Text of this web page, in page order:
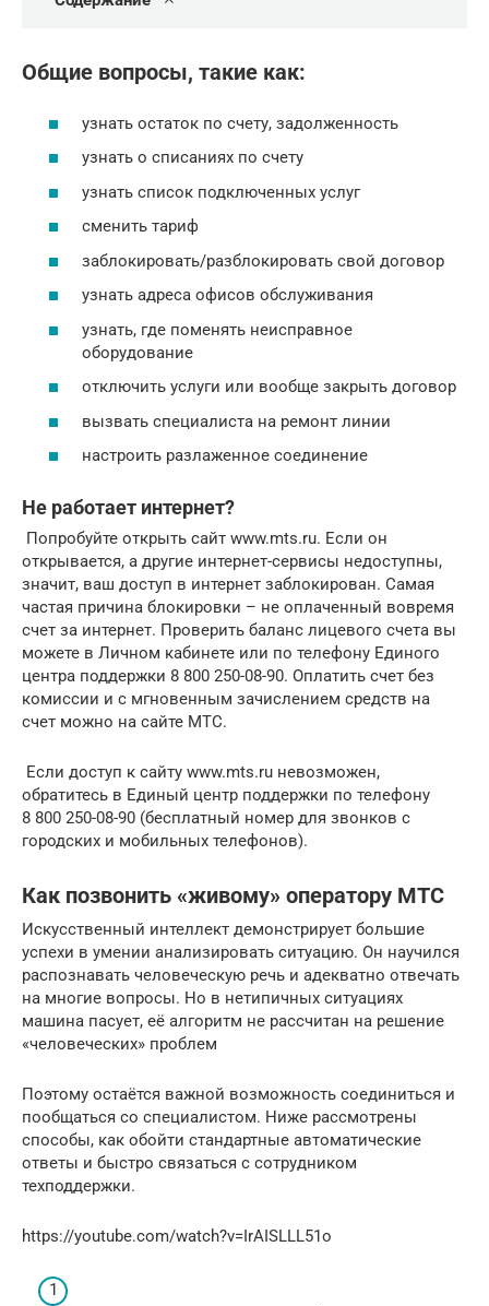
Общие вопросы, такие как:
узнать остаток по счету, задолженность
узнать о списаниях по счету
узнать список подключенных услуг
сменить тариф
заблокировать/разблокировать свой договор
узнать адреса офисов обслуживания
узнать, где поменять неисправное
оборудование
отключить услуги или вообще закрыть договор
вызвать специалиста на ремонт линии
настроить разлаженное соединение
Не работает интернет?
Попробуйте открыть сайт www.mts.ru. Если он
открывается, а другие интернет-сервисы недоступны,
значит, ваш доступ в интернет заблокирован. Самая
частая причина блокировки – не оплаченный вовремя
счет за интернет. Проверить баланс лицевого счета вы
можете в Личном кабинете или по телефону Единого
центра поддержки 8 800 250-08-90. Оплатить счет без
комиссии и с мгновенным зачислением средств на
счет можно на сайте МТС.
Если доступ к сайту www.mts.ru невозможен,
обратитесь в Единый центр поддержки по телефону
8 800 250-08-90 (бесплатный номер для звонков с
городских и мобильных телефонов).
Как позвонить «живому» оператору МТС
Искусственный интеллект демонстрирует большие
успехи в умении анализировать ситуацию. Он научился
распознавать человеческую речь и адекватно отвечать
на многие вопросы. Но в нетипичных ситуациях
машина пасует, её алгоритм не рассчитан на решение
«человеческих» проблем
Поэтому остаётся важной возможность соединиться и
пообщаться со специалистом. Ниже рассмотрены
способы, как обойти стандартные автоматические
ответы и быстро связаться с сотрудником
техподдержки.
https://youtube.com/watch?v=IrAISLLL51o